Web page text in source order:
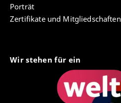
Porträt
Zertifikate und Mitgliedschaften
Wir stehen für ein